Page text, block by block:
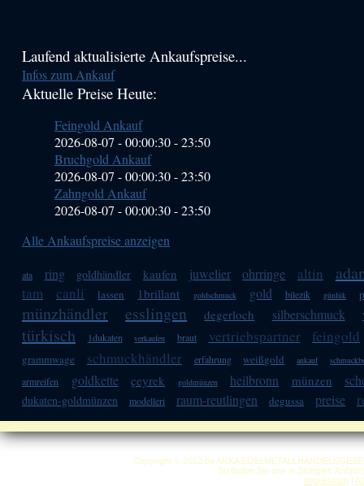
Haupt-
Sidebar
Laufend aktualisierte Ankaufspreise...
Infos zum Ankauf
Aktuelle Preise Heute:
Feingold Ankauf
2026-08-07 - 00:00:30-23:50
Bruchgold Ankauf
2026-08-07 - 00:00:30-23:50
Zahngold Ankauf
2026-08-07 - 00:00:30-23:50
Alle Ankaufspreise anzeigen
ata ring goldhändler kaufen juwelier ohrringe altin
tam canli lassen 1brillant goldschmuck gold bilezik günlük
münzhändler esslingen degerloch silberschmuck
türkisch 1dukaten verkaufen braut vertriebspartner feingold
grammwage schmuckhändler erfahrung weißgold ankauf
armreifen goldkette çeyrek goldmünzen heilbronn münzen
dukaten-goldmünzen modelleri raum-reutlingen degussa preise
Copyright © 2012 by ANKA
So finden Sie uns in Stuttgart:
Impressum|